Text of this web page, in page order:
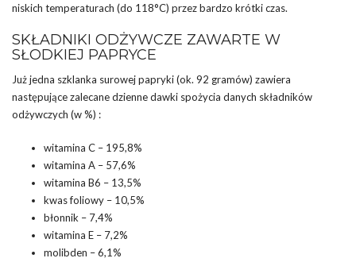
niskich temperaturach (do 118°C) przez bardzo krótki czas.
SKŁADNIKI ODŻYWCZE ZAWARTE W
SŁODKIEJ PAPRYCE
Już jedna szklanka surowej papryki (ok. 92 gramów) zawiera
następujące zalecane dzienne dawki spożycia danych składników
odżywczych (w %) :
witamina C – 195,8%
witamina A – 57,6%
witamina B6 – 13,5%
kwas foliowy – 10,5%
błonnik – 7,4%
witamina E – 7,2%
molibden – 6,1%